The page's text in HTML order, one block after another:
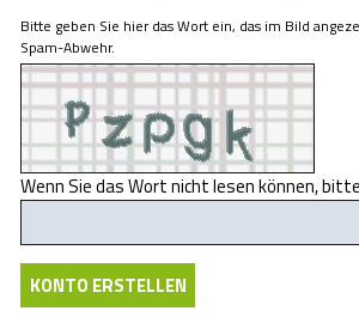
Bitte geben Sie hier das Wort ein, das im Bild
Spam-Abwehr.
Wenn Sie das Wort nicht lesen können,